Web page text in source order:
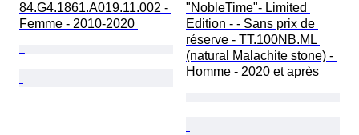
84.G4.1861.A019.11.002 -
Femme - 2010-2020
"NobleTime"- Limited
Edition - - Sans prix de
réserve - TT.100NB.ML
(natural Malachite stone) -
Homme - 2020 et après